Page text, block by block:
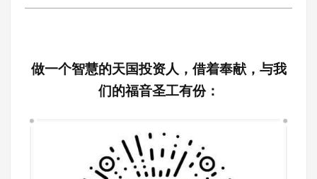
做一个智慧的天国投资人，借着奉献，与我
们的福音圣工有份：